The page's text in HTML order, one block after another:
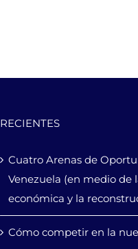
RECIENTES
Cuatro Arenas de
Venezuela (en medio de
económica y la
Cómo competir en la